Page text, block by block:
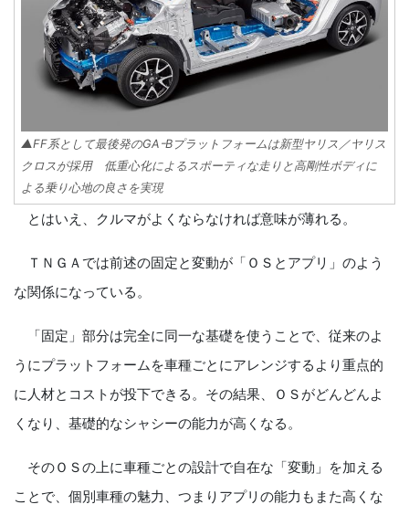
▲FF系として最後発のGAｰBプラットフォームは新型ヤリス／ヤリス
クロスが採用 低重心化によるスポーティな走りと高剛性ボディに
よる乗り心地の良さを実現
とはいえ、クルマがよくならなければ意味が薄れる。
ＴＮＧＡでは前述の固定と変動が「ＯＳとアプリ」のよう
な関係になっている。
「固定」部分は完全に同一な基礎を使うことで、従来のよ
うにプラットフォームを車種ごとにアレンジするより重点的
に人材とコストが投下できる。その結果、ＯＳがどんどんよ
くなり、基礎的なシャシーの能力が高くなる。
そのＯＳの上に車種ごとの設計で自在な「変動」を加える
ことで、個別車種の魅力、つまりアプリの能力もまた高くな